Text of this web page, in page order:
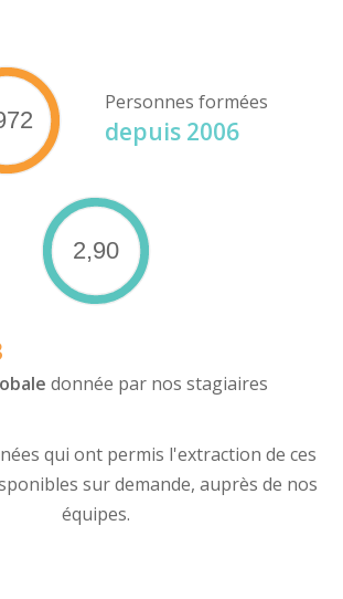
Personnes formées
depuis 2006
2,90
donnée par nos stagiaires
qui ont permis l'extraction de ces
sur demande, auprès de nos
équipes.